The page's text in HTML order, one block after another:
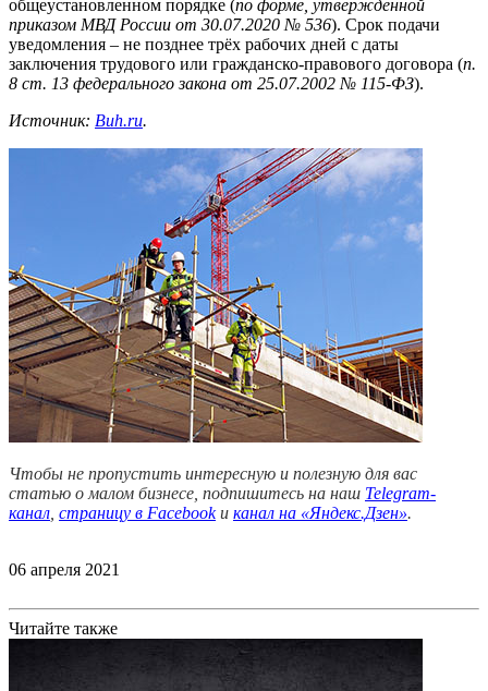
общеустановленном порядке (по форме, утверждённой
приказом МВД России от 30.07.2020 № 536). Срок подачи
уведомления – не позднее трёх рабочих дней с даты
заключения трудового или гражданско-правового договора (п.
8 ст. 13 федерального закона от 25.07.2002 № 115-ФЗ).
Источник: Buh.ru.
Чтобы не пропустить интересную и полезную для вас
статью о малом бизнесе, подпишитесь на наш Telegram-
канал, страницу в Facebookи канал на «Яндекс.Дзен».
06 апреля 2021
Читайте также